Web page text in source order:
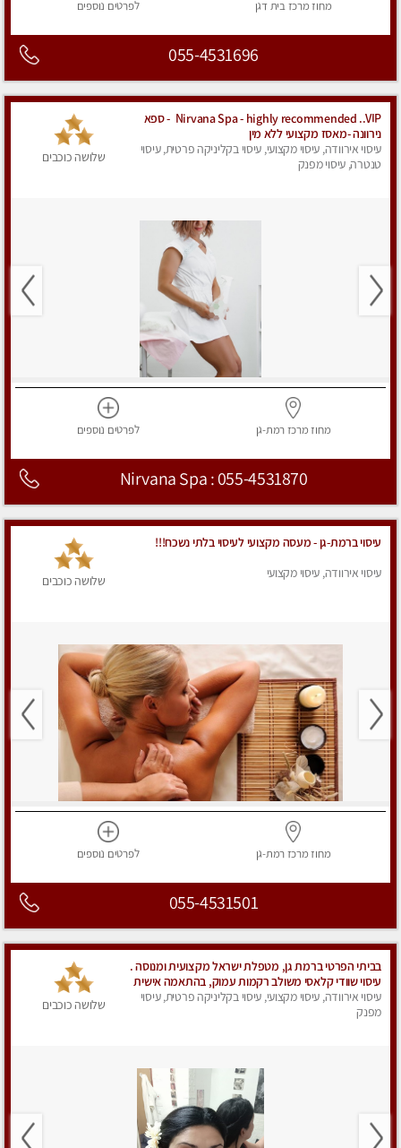
מחוז מרכז בית דגן לפרטים נוספים
055-4531696
Nirvana Spa - highly recommended ..VIP - ספא
נירוונה -מאסז מקצועי ללא מין
עיסוי אירוודה, עיסוי מקצועי, עיסוי בקליניקה פרטית, עיסוי
טנטרה, עיסוי מפנק
שלושה כוכבים
מחוז מרכז רמת-גן לפרטים נוספים
Nirvana Spa : 055-4531870
עיסוי ברמת-גן - מעסה מקצועי לעיסוי בלתי נשכח!!!
עיסוי אירוודה, עיסוי מקצועי
שלושה כוכבים
מחוז מרכז רמת-גן לפרטים נוספים
055-4531501
בביתי הפרטי ברמת גן, מטפלת ישראל מקצועית ומנוסה .
עיסוי שוודי קלאסי משולב רקמות עמוק, בהתאמה אישית
. נא לא להתקשר מחסוי.
עיסוי אירוודה, עיסוי מקצועי, עיסוי בקליניקה פרטית, עיסוי
מפנק
שלושה כוכבים